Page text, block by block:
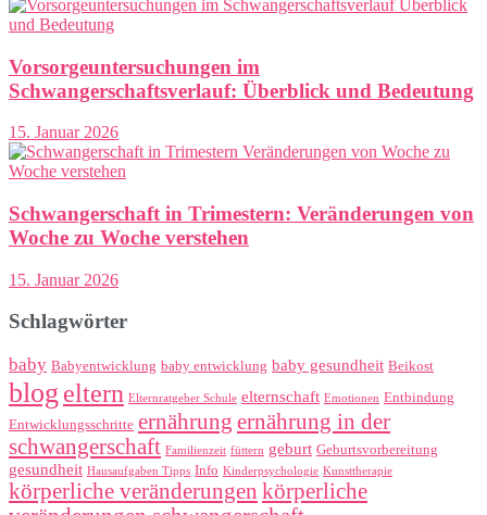
Vorsorgeuntersuchungen im
Schwangerschaftsverlauf: Überblick und Bedeutung
15. Januar 2026
Schwangerschaft in Trimestern: Veränderungen von
Woche zu Woche verstehen
15. Januar 2026
Schlagwörter
baby Babyentwicklung baby entwicklung baby gesundheit Beikost
blog eltern Elternratgeber Schule elternschaft Emotionen Entbindung
Entwicklungsschritte ernährung ernährung in der
schwangerschaft Familienzeit füttern geburt Geburtsvorbereitung
gesundheit Hausaufgaben Tipps Info Kinderpsychologie Kunsttherapie
körperliche veränderungen körperliche